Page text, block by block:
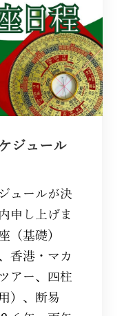
ジュール
ュールが決
申し上げま
基礎）
香港・マカ
アー、四柱
）、断易